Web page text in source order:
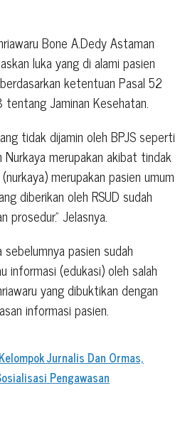
Bone A.Dedy Astaman
luka yang di alami pasien
ketentuan Pasal 52
Jaminan Kesehatan.
tidak dijamin oleh BPJS seperti
Nurkaya merupakan akibat tindak
merupakan pasien umum
diberikan oleh RSUD sudah
Jelasnya.
pasien sudah
informasi (edukasi) oleh salah
yang dibuktikan dengan
informasi pasien.
Jurnalis Dan Ormas,
Pengawasan